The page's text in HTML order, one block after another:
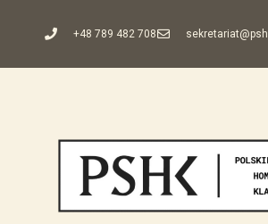
+48 789 482 708